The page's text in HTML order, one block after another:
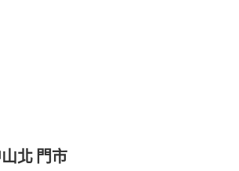
北 門市